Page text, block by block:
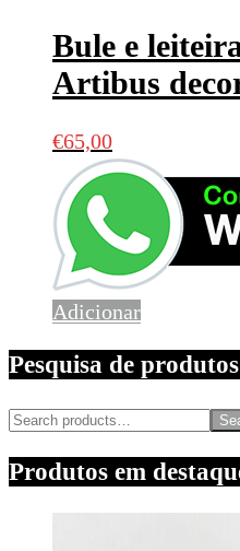
Bule e
Artibus
€65,00
Adicionar
Pesquisa de produtos
Produtos em